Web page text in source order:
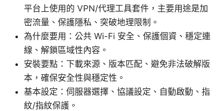
平台上使用的 VPN/代理工具套件，主要用途是加
密流量、保護隱私、突破地理限制。
為什麼要用：公共 Wi-Fi 安全、保護個資、穩定連
線、解鎖區域性內容。
安裝要點：下載來源、版本匹配、避免非法破解版
本，確保安全性與穩定性。
基本設定：伺服器選擇、協議設定、自動啟動、指
紋/指紋保護。